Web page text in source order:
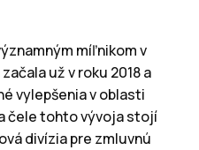
míľnikom v
už v roku 2018 a
vylepšenia v oblasti
čele tohto vývoja stojí
divízia pre zmluvnú